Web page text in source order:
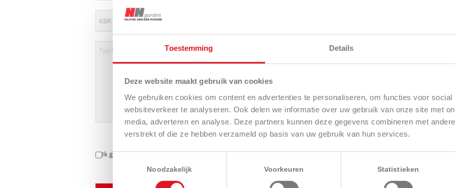
Toestemming Details
Deze website maakt gebruik van cookies
We gebruiken cookies om content en advertenties te personaliseren, om functies voor
websiteverkeer te analyseren. Ook delen we informatie over uw gebruik van onze site met
media, adverteren en analyse. Deze partners kunnen deze gegevens combineren met
verstrekt of die ze hebben verzameld op basis van uw gebruik van hun services.
Toestemmingsselectie
Noodzakelijk Voorkeuren Statistieken
Ik ga akkoord met hetprivacy beleid.